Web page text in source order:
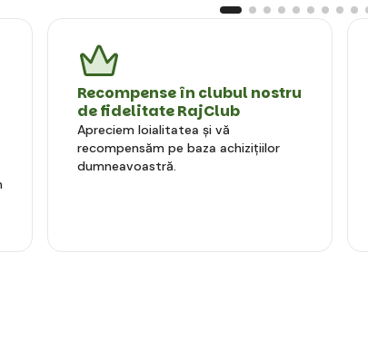
Recompense în clubul nostru
de fidelitate RajClub
Apreciem loialitatea și vă
recompensăm pe baza achizițiilor
dumneavoastră.